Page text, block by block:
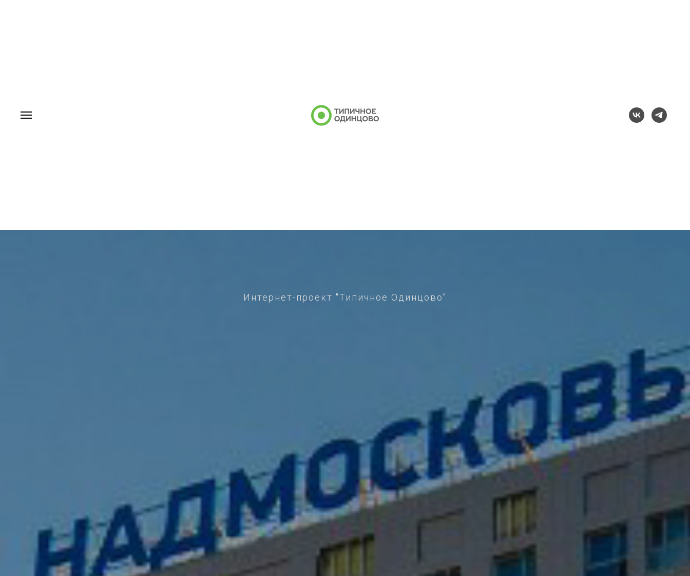
Интернет-проект "Типичное Одинцово"